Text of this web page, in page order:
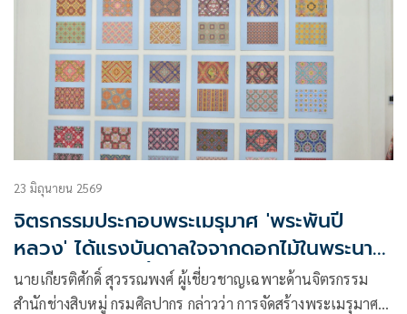
23 มิถุนายน 2569
จิตรกรรมประกอบพระเมรุมาศ 'พระพันปี
หลวง' ได้แรงบันดาลใจจากดอกไม้ในพระนาม-
ลวดลายผ้าทรงฟื้นฟู
นายเกียรติศักดิ์ สุวรรณพงศ์ ผู้เชี่ยวชาญเฉพาะด้านจิตรกรรม
สำนักช่างสิบหมู่ กรมศิลปากร กล่าวว่า การจัดสร้างพระเมรุมาศ